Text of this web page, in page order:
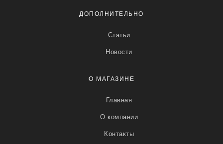
ДОПОЛНИТЕЛЬНО
Статьи
Новости
О МАГАЗИНЕ
Главная
О компании
Контакты